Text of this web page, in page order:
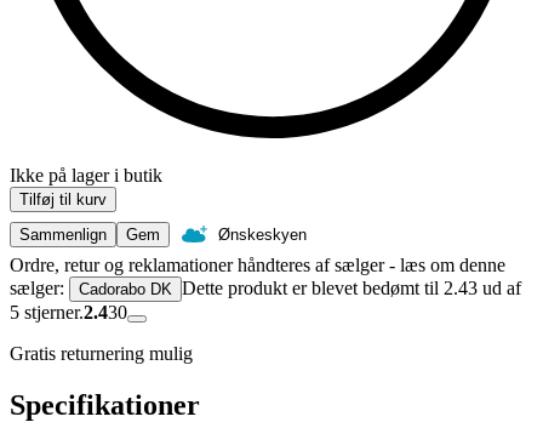
Ikke på lager i butik
Tilføj til kurv
Sammenlign
Gem Ønskeskyen
Ordre, retur og reklamationer håndteres af sælger - læs om denne
sælger:
Cadorabo DK Dette produkt er blevet bedømt til 2.43 ud af
5 stjerner.2.430
Gratis returnering mulig
Specifikationer